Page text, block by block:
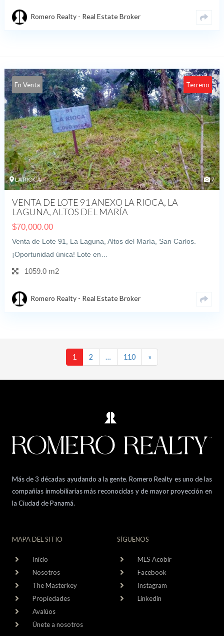
Romero Realty - Real Estate Broker
En Venta Terreno
LA RIOCA 7
VENTA DE LOTE 91 ANEXO LA RIOCA, LA
LAGUNA, ALTOS DEL MARÍA
$70,000.00
Venta de Lote 91, La Laguna, Altos del María, San Carlos.
¡Oportunidad única! Lote en…
1059.0 m2
Romero Realty - Real Estate Broker
1 2 … 110 »
Más de 3 décadas ayudando a la gente. Romero Realty es uno de las
compañías inmobiliarias más reconocidas y de mayor proyección en
la Ciudad de Panamá.
MAPA DEL SITIO
Inicio
Nosotros
The Masterkey
Propiedades
Avalúos
Únete a nosotros
SÍGUENOS
MLS Acobir
Facebook
Instagram
Linkedin